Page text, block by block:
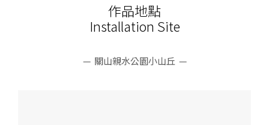
作品地點
Installation Site
— 關山親水公園小山丘 —